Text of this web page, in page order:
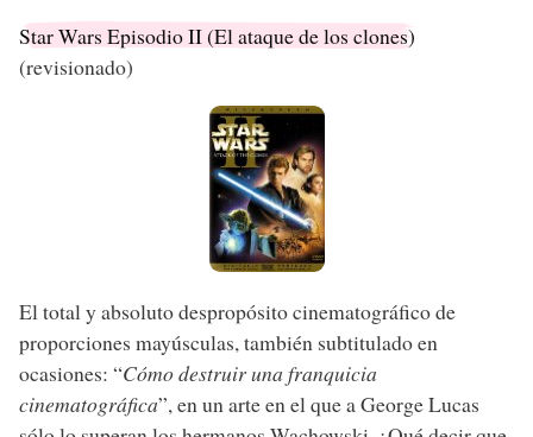
Star Wars Episodio II (El ataque de los clones)
(revisionado)
El total y absoluto despropósito cinematográfico de
proporciones mayúsculas, también subtitulado en
ocasiones: “Cómo destruir una franquicia
cinematográfica”, en un arte en el que a George Lucas